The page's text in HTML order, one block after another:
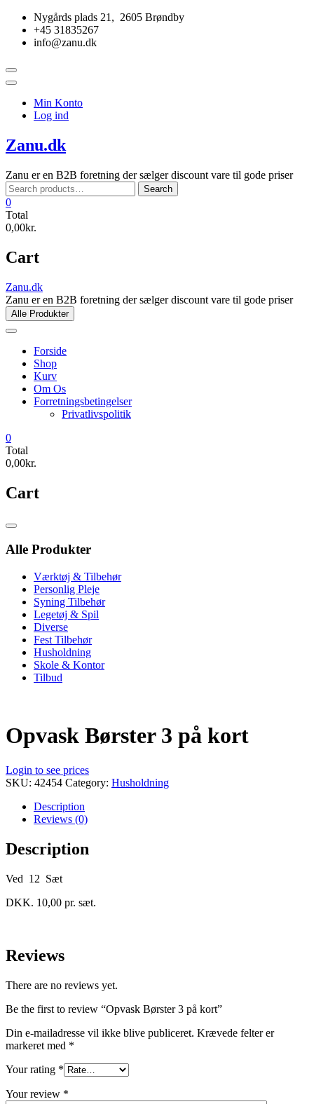
Skip
content
Nygårds plads 21, 2605 Brøndby
+45 31835267
info@zanu.dk
Topbar
Menu
Min Konto
Log ind
Zanu.dk
Zanu er en B2B foretning der sælger discount vare til gode priser
Search
for:
Search
0
Total
0,00kr.
Cart
Zanu.dk
Zanu er en B2B foretning der sælger discount vare til gode priser
Alle Produkter
Forside
Shop
Kurv
Om Os
Forretningsbetingelser
Privatlivspolitik
0
Total
0,00kr.
Cart
Catalog
Alle Produkter
Værktøj & Tilbehør
Personlig Pleje
Syning Tilbehør
Legetøj & Spil
Diverse
Fest Tilbehør
Husholdning
Skole & Kontor
Tilbud
Opvask Børster 3 på kort
Login to see prices
SKU: 42454 Category: Husholdning
Description
Reviews (0)
Description
Ved 12 Sæt
DKK. 10,00 pr. sæt.
Reviews
There are no reviews yet.
Be the first to review “Opvask Børster 3 på kort”
Din e-mailadresse vil ikke blive publiceret. Krævede felter er
markeret med *
Your rating *
Your review *